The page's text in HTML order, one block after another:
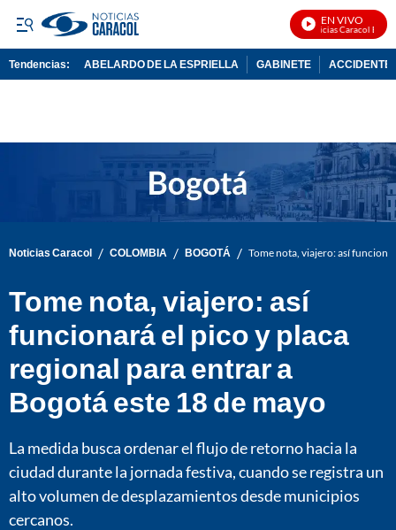
EN VIVO
Noticias Caracol En Vivo
Tendencias: ABELARDO DE LA ESPRIELLA GABINETE ACCIDENTE
Noticias Caracol / COLOMBIA / BOGOTÁ / Tome nota, viajero: así
Tome nota, viajero: así
funcionará el pico y placa
regional para entrar a
Bogotá este 18 de mayo
La medida busca ordenar el flujo de retorno hacia la
ciudad durante la jornada festiva, cuando se registra un
alto volumen de desplazamientos desde municipios
cercanos.